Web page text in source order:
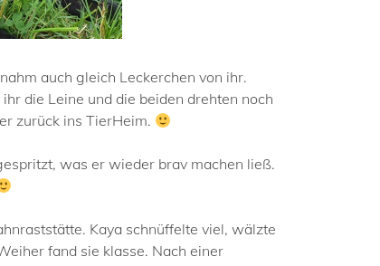
auch gleich Leckerchen von ihr.
die Leine und die beiden drehten noch
zurück ins TierHeim.
was er wieder brav machen ließ.
Kaya schnüffelte viel, wälzte
fand sie klasse. Nach einer